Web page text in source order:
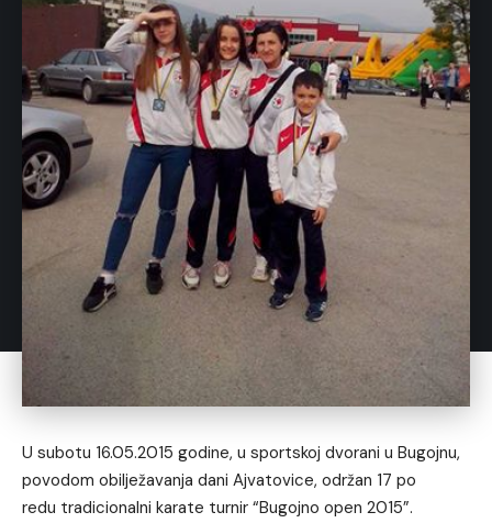
U subotu 16.05.2015 godine, u sportskoj dvorani u Bugojnu,
povodom obilježavanja dani Ajvatovice, održan 17 po
redu tradicionalni karate turnir “Bugojno open 2015”.